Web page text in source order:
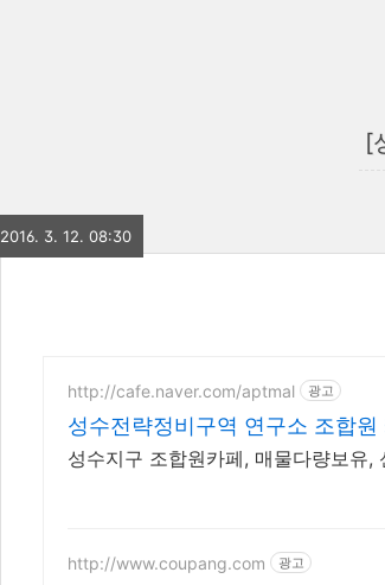
[
2016. 3. 12. 08:30
http://cafe.naver.com/aptmal 광고
성수전략정비구역 연구소 조합원
성수지구 조합원카페, 매물다량보유,
http://www.coupang.com 광고